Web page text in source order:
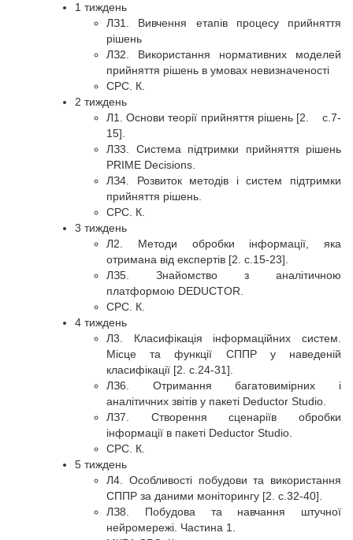
1 тиждень
ЛЗ1. Вивчення етапів процесу прийняття
рішень
ЛЗ2. Використання нормативних моделей
прийняття рішень в умовах невизначеності
СРС. К.
2 тиждень
Л1. Основи теорії прийняття рішень [2. с.7-
15].
ЛЗ3. Система підтримки прийняття рішень
PRIME Decisions.
ЛЗ4. Розвиток методів і систем підтримки
прийняття рішень.
СРС. К.
3 тиждень
Л2. Методи обробки інформації, яка
отримана від експертів [2. с.15-23].
ЛЗ5. Знайомство з аналітичною
платформою DEDUCTOR.
СРС. К.
4 тиждень
Л3. Класифікація інформаційних систем.
Місце та функції СППР у наведеній
класифікації [2. с.24-31].
ЛЗ6. Отримання багатовимірних і
аналітичних звітів у пакеті Deductor Studio.
ЛЗ7. Створення сценаріїв обробки
інформації в пакеті Deductor Studio.
СРС. К.
5 тиждень
Л4. Особливості побудови та використання
СППР за даними моніторингу [2. с.32-40].
ЛЗ8. Побудова та навчання штучної
нейромережі. Частина 1.